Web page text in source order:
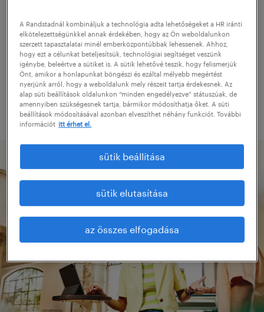
Próbálja meg kibővíteni a keresés
helyszínét.
Adjon meg más pozíció nevet, vagy
kulcsszót, és ellenőrizze, hogy helyesen
írta-e le.
A Randstadnál kombináljuk a technológia adta lehetőségeket a HR iránti
elkötelezettségünkkel annak érdekében, hogy az Ön weboldalunkon
szerzett tapasztalatai minél emberközpontúbbak lehessenek. Ahhoz,
hogy ezt a célunkat beteljesítsük, technológiai segítséget veszünk
igénybe, beleértve a sütiket is. A sütik lehetővé teszik, hogy felismerjük
Önt, amikor a honlapunkat böngészi és ezáltal mélyebb megértést
nyerjünk arról, hogy a weboldalunk mely részeit tartja érdekesnek. Az
alap süti beállítások oldalunkon “minden engedélyezve” státuszúak, de
amennyiben szükségesnek tartja, bármikor módosíthatja őket. A süti
beállítások módosításával azonban elveszíthet néhány funkciót. További
információt itt érhet el.
sütik beállítása
sütik elutasítása
az összes elfogadása